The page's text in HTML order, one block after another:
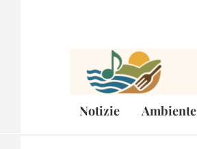
Notizie Ambiente